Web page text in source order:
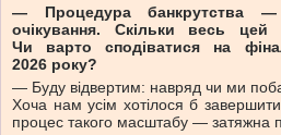
— Процедура банкрутства
очікування. Скільки весь
Чи варто сподіватися на
2026 року?
— Буду відвертим: навряд чи ми
Хоча нам усім хотілося б
процес такого масштабу — затяжна